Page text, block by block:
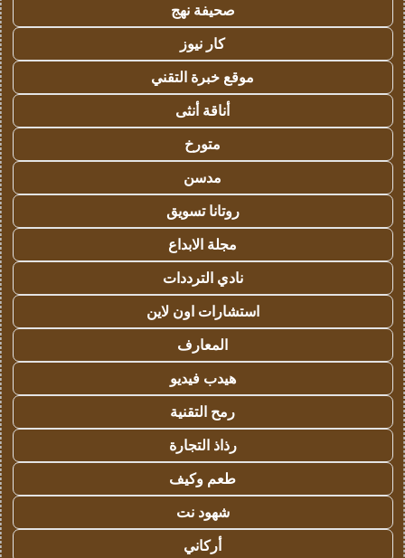
صحيفة نهج
كار نيوز
موقع خبرة التقني
أناقة أنثى
متورخ
مدسن
روتانا تسويق
مجلة الابداع
نادي الترددات
استشارات اون لاين
المعارف
هيدب فيديو
رمح التقنية
رذاذ التجارة
طعم وكيف
شهود نت
أركاني